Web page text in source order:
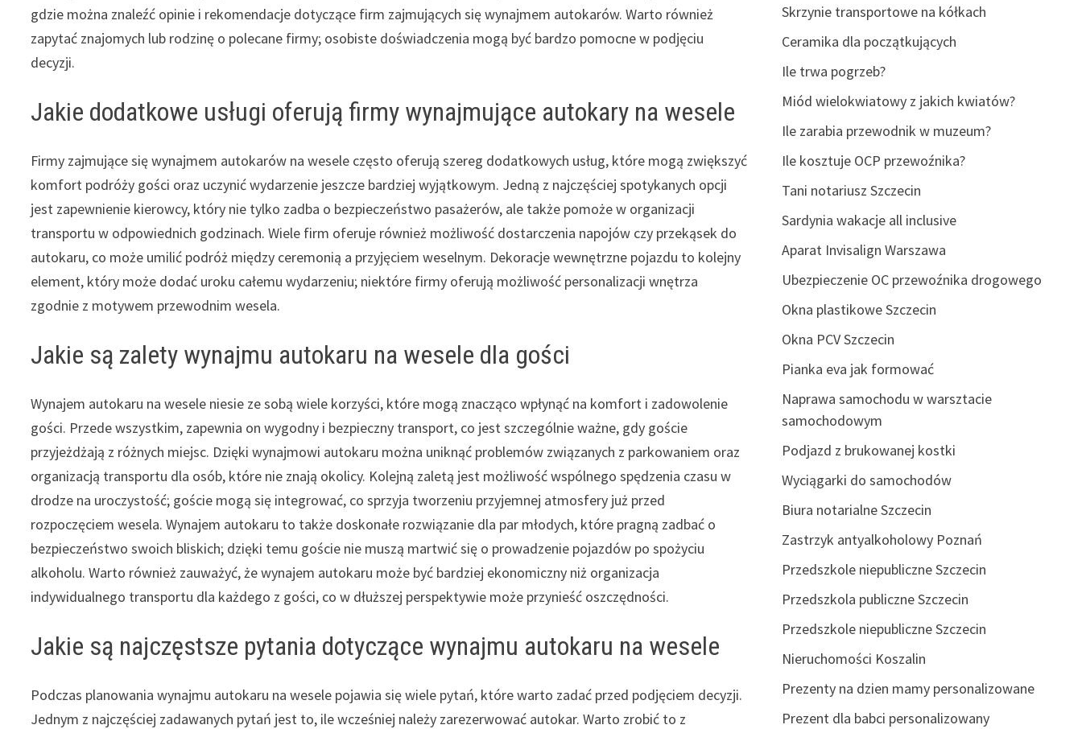
gdzie można znaleźć opinie i rekomendacje dotyczące firm zajmujących się wynajmem autokarów. Warto również
zapytać znajomych lub rodzinę o polecane firmy; osobiste doświadczenia mogą być bardzo pomocne w podjęciu
decyzji.
Jakie dodatkowe usługi oferują firmy wynajmujące autokary na wesele
Firmy zajmujące się wynajmem autokarów na wesele często oferują szereg dodatkowych usług, które mogą zwiększyć
komfort podróży gości oraz uczynić wydarzenie jeszcze bardziej wyjątkowym. Jedną z najczęściej spotykanych opcji
jest zapewnienie kierowcy, który nie tylko zadba o bezpieczeństwo pasażerów, ale także pomoże w organizacji
transportu w odpowiednich godzinach. Wiele firm oferuje również możliwość dostarczenia napojów czy przekąsek do
autokaru, co może umilić podróż między ceremonią a przyjęciem weselnym. Dekoracje wewnętrzne pojazdu to kolejny
element, który może dodać uroku całemu wydarzeniu; niektóre firmy oferują możliwość personalizacji wnętrza
zgodnie z motywem przewodnim wesela.
Jakie są zalety wynajmu autokaru na wesele dla gości
Wynajem autokaru na wesele niesie ze sobą wiele korzyści, które mogą znacząco wpłynąć na komfort i zadowolenie
gości. Przede wszystkim, zapewnia on wygodny i bezpieczny transport, co jest szczególnie ważne, gdy goście
przyjeżdżają z różnych miejsc. Dzięki wynajmowi autokaru można uniknąć problemów związanych z parkowaniem oraz
organizacją transportu dla osób, które nie znają okolicy. Kolejną zaletą jest możliwość wspólnego spędzenia czasu w
drodze na uroczystość; goście mogą się integrować, co sprzyja tworzeniu przyjemnej atmosfery już przed
rozpoczęciem wesela. Wynajem autokaru to także doskonałe rozwiązanie dla par młodych, które pragną zadbać o
bezpieczeństwo swoich bliskich; dzięki temu goście nie muszą martwić się o prowadzenie pojazdów po spożyciu
alkoholu. Warto również zauważyć, że wynajem autokaru może być bardziej ekonomiczny niż organizacja
indywidualnego transportu dla każdego z gości, co w dłuższej perspektywie może przynieść oszczędności.
Jakie są najczęstsze pytania dotyczące wynajmu autokaru na wesele
Podczas planowania wynajmu autokaru na wesele pojawia się wiele pytań, które warto zadać przed podjęciem decyzji.
Jednym z najczęściej zadawanych pytań jest to, ile wcześniej należy zarezerwować autokar. Warto zrobić to z
Skrzynie transportowe na kółkach
Ceramika dla początkujących
Ile trwa pogrzeb?
Miód wielokwiatowy z jakich kwiatów?
Ile zarabia przewodnik w muzeum?
Ile kosztuje OCP przewoźnika?
Tani notariusz Szczecin
Sardynia wakacje all inclusive
Aparat Invisalign Warszawa
Ubezpieczenie OC przewoźnika drogowego
Okna plastikowe Szczecin
Okna PCV Szczecin
Pianka eva jak formować
Naprawa samochodu w warsztacie
samochodowym
Podjazd z brukowanej kostki
Wyciągarki do samochodów
Biura notarialne Szczecin
Zastrzyk antyalkoholowy Poznań
Przedszkole niepubliczne Szczecin
Przedszkola publiczne Szczecin
Przedszkole niepubliczne Szczecin
Nieruchomości Koszalin
Prezenty na dzien mamy personalizowane
Prezent dla babci personalizowany